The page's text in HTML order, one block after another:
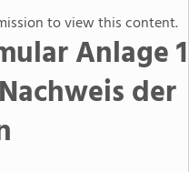
to view this content.
Anlage 1
der